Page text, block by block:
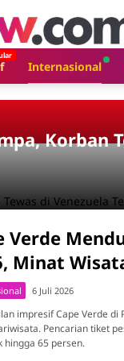
Internasional
Korban
Verde
Minat
6 Juli 2026
impresif Cape Verde
Pencarian tiket
hingga 65 persen.